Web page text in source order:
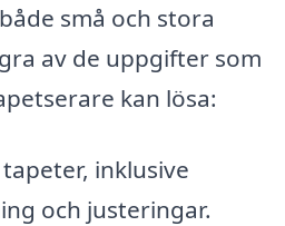
små och stora
av de uppgifter som
kan lösa:
inklusive
och justeringar.